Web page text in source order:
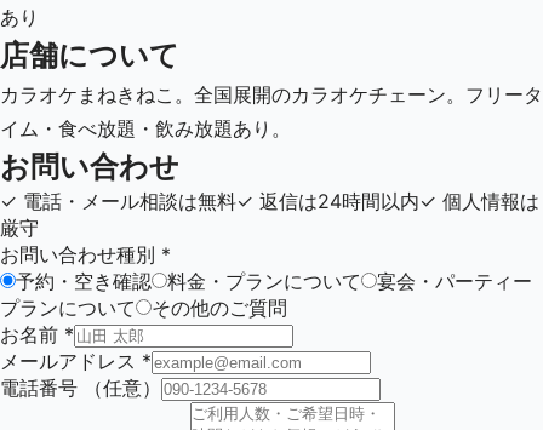
あり
店舗について
カラオケまねきねこ。全国展開のカラオケチェーン。フリータ
イム・食べ放題・飲み放題あり。
お問い合わせ
✓ 電話・メール相談は無料✓ 返信は24時間以内✓ 個人情報は
厳守
お問い合わせ種別 *
予約・空き確認
料金・プランについて
宴会・パーティー
プランについて
その他のご質問
お名前 *
メールアドレス *
電話番号
（任意）